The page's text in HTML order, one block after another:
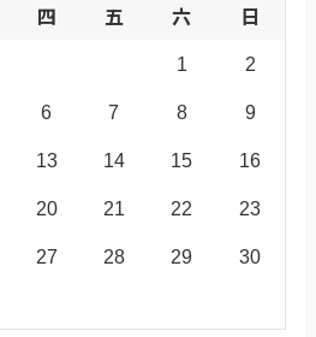
四 五 六 日
1 2
6 7 8 9
13 14 15 16
20 21 22 23
27 28 29 30